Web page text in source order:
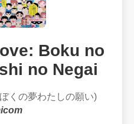
Boku no
no Negai
くの夢わたしの願い)